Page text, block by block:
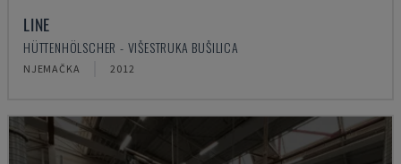
LINE
HÜTTENHÖLSCHER - VIŠESTRUKA BUŠILICA
NJEMAČKA 2012